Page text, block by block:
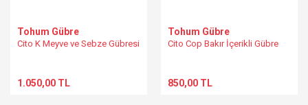
Tohum Gübre
Cito K Meyve ve Sebze Gübresi
1.050,00 TL
Tohum Gübre
Cito Cop Bakır İçerikli Gübre
850,00 TL